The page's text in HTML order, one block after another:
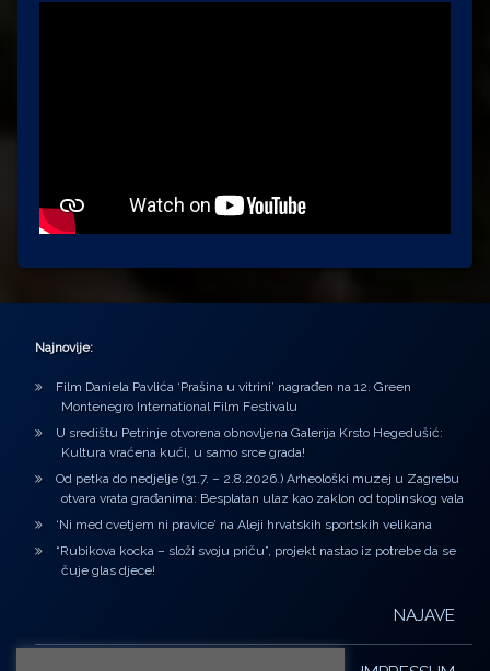
Najnovije:
Film Daniela Pavlića ‘Prašina u vitrini’ nagrađen na 12. Green
Montenegro International Film Festivalu
U središtu Petrinje otvorena obnovljena Galerija Krsto Hegedušić:
Kultura vraćena kući, u samo srce grada!
Od petka do nedjelje (31.7. – 2.8.2026.) Arheološki muzej u Zagrebu
otvara vrata građanima: Besplatan ulaz kao zaklon od toplinskog vala
‘Ni med cvetjem ni pravice’ na Aleji hrvatskih sportskih velikana
“Rubikova kocka – složi svoju priču”, projekt nastao iz potrebe da se
čuje glas djece!
NAJAVE